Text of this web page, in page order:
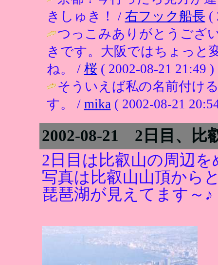
きしゅき！ / 右フック船長 (
つっこみありがとうござ
きです。大阪ではちょっと
ね。 / 桜 ( 2002-08-21 21:49 )
そういえば私の名前付け
す。 / mika ( 2002-08-21
2002-08-21 2日目、比
2日目は比叡山の周辺
写真は比叡山山頂から
琵琶湖が見えてます～♪